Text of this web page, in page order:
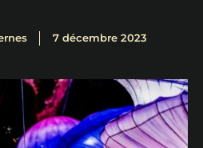
7 décembre 2023